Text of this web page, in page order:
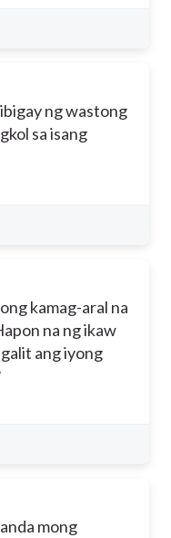
ng wastong
sa isang
kamag-aral na
na ng ikaw
ang iyong
mong